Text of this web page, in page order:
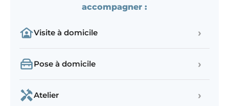
accompagner :
Visite à domicile ›
Pose à domicile ›
Atelier ›